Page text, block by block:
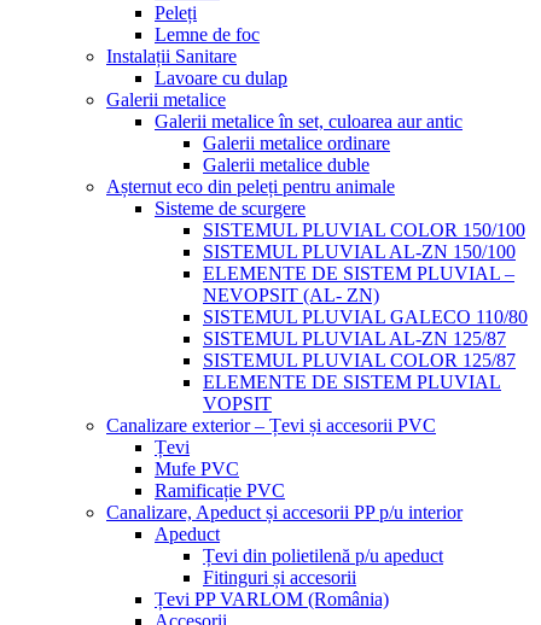
Peleți
Lemne de foc
Instalații Sanitare
Lavoare cu dulap
Galerii metalice
Galerii metalice în set, culoarea aur antic
Galerii metalice ordinare
Galerii metalice duble
Așternut eco din peleți pentru animale
Sisteme de scurgere
SISTEMUL PLUVIAL COLOR 150/100
SISTEMUL PLUVIAL AL-ZN 150/100
ELEMENTE DE SISTEM PLUVIAL –
NEVOPSIT (AL- ZN)
SISTEMUL PLUVIAL GALECO 110/80
SISTEMUL PLUVIAL AL-ZN 125/87
SISTEMUL PLUVIAL COLOR 125/87
ELEMENTE DE SISTEM PLUVIAL
VOPSIT
Canalizare exterior – Țevi și accesorii PVC
Țevi
Mufe PVC
Ramificație PVC
Canalizare, Apeduct și accesorii PP p/u interior
Apeduct
Țevi din polietilenă p/u apeduct
Fitinguri și accesorii
Țevi PP VARLOM (România)